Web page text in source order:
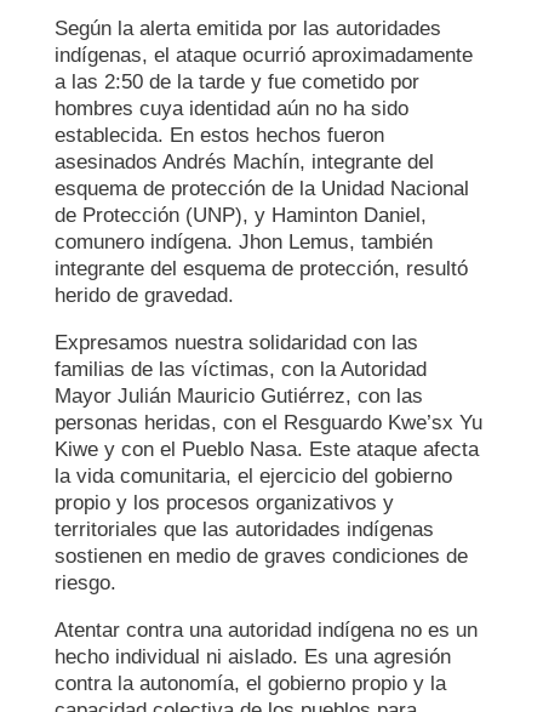
Según la alerta emitida por las autoridades
indígenas, el ataque ocurrió aproximadamente
a las 2:50 de la tarde y fue cometido por
hombres cuya identidad aún no ha sido
establecida. En estos hechos fueron
asesinados Andrés Machín, integrante del
esquema de protección de la Unidad Nacional
de Protección (UNP), y Haminton Daniel,
comunero indígena. Jhon Lemus, también
integrante del esquema de protección, resultó
herido de gravedad.
Expresamos nuestra solidaridad con las
familias de las víctimas, con la Autoridad
Mayor Julián Mauricio Gutiérrez, con las
personas heridas, con el Resguardo Kwe’sx Yu
Kiwe y con el Pueblo Nasa. Este ataque afecta
la vida comunitaria, el ejercicio del gobierno
propio y los procesos organizativos y
territoriales que las autoridades indígenas
sostienen en medio de graves condiciones de
riesgo.
Atentar contra una autoridad indígena no es un
hecho individual ni aislado. Es una agresión
contra la autonomía, el gobierno propio y la